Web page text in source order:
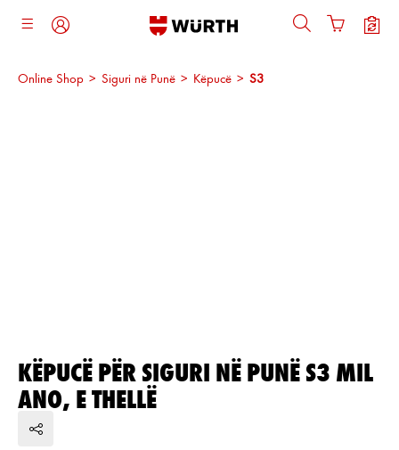
kryesore
Online Shop > Siguri në Punë > Këpucë > S3
KËPUCË PËR SIGURI NË PUNË S3 MIL
ANO, E THELLË